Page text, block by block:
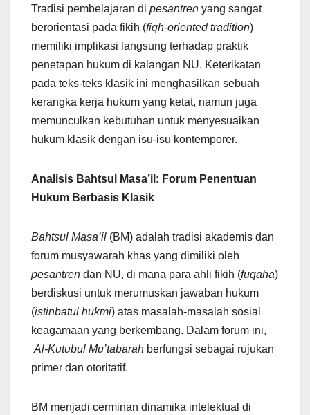
Tradisi pembelajaran di pesantren yang sangat
berorientasi pada fikih (fiqh-oriented tradition)
memiliki implikasi langsung terhadap praktik
penetapan hukum di kalangan NU. Keterikatan
pada teks-teks klasik ini menghasilkan sebuah
kerangka kerja hukum yang ketat, namun juga
memunculkan kebutuhan untuk menyesuaikan
hukum klasik dengan isu-isu kontemporer.
Analisis Bahtsul Masa’il: Forum Penentuan
Hukum Berbasis Klasik
Bahtsul Masa’il (BM) adalah tradisi akademis dan
forum musyawarah khas yang dimiliki oleh
pesantren dan NU, di mana para ahli fikih (fuqaha)
berdiskusi untuk merumuskan jawaban hukum
(istinbatul hukmi) atas masalah-masalah sosial
keagamaan yang berkembang. Dalam forum ini,
Al-Kutubul Mu’tabarah berfungsi sebagai rujukan
primer dan otoritatif.
BM menjadi cerminan dinamika intelektual di